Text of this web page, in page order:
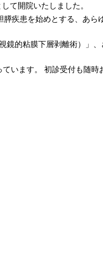
て開院いたしました。
疾患を始めとする、あら
鏡的粘膜下層剥離術）」
います。 初診受付も随時